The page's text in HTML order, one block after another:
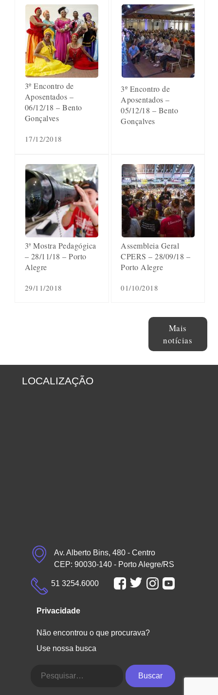
3º Encontro de
Aposentados –
06/12/18 – Bento
Gonçalves
17/12/2018
3º Encontro de
Aposentados –
05/12/18 – Bento
Gonçalves
3ª Mostra Pedagógica
– 28/11/18 – Porto
Alegre
29/11/2018
Assembleia Geral
CPERS – 28/09/18 –
Porto Alegre
01/10/2018
Mais
notícias
LOCALIZAÇÃO
Av. Alberto Bins, 480 - Centro
CEP: 90030-140 - Porto Alegre/RS
51 3254.6000
Privacidade
Não encontrou o que procurava?
Use nossa busca
Buscar